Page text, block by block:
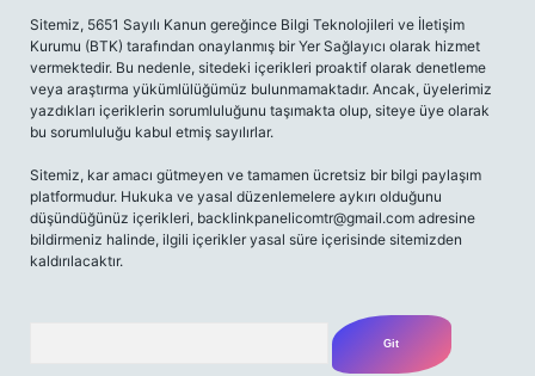
Sitemiz, 5651 Sayılı Kanun gereğince Bilgi Teknolojileri ve İletişim
Kurumu (BTK) tarafından onaylanmış bir Yer Sağlayıcı olarak hizmet
vermektedir. Bu nedenle, sitedeki içerikleri proaktif olarak denetleme
veya araştırma yükümlülüğümüz bulunmamaktadır. Ancak, üyelerimiz
yazdıkları içeriklerin sorumluluğunu taşımakta olup, siteye üye olarak
bu sorumluluğu kabul etmiş sayılırlar.
Sitemiz, kar amacı gütmeyen ve tamamen ücretsiz bir bilgi paylaşım
platformudur. Hukuka ve yasal düzenlemelere aykırı olduğunu
düşündüğünüz içerikleri, backlinkpanelicomtr@gmail.com adresine
bildirmeniz halinde, ilgili içerikler yasal süre içerisinde sitemizden
kaldırılacaktır.